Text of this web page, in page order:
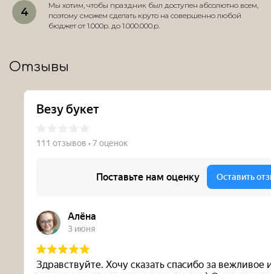
Мы хотим, чтобы праздник был доступен абсолютно всем,
поэтому сможем сделать круто на совершенно любой
бюджет от 1.000р. до 1.000.000.р.
Отзывы